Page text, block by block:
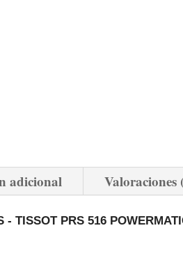
adicional Valoraciones
- TISSOT PRS 516